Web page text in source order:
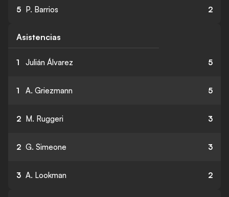
5 P. Barrios 2
Asistencias
1 Julián Álvarez 5
1 A. Griezmann 5
2 M. Ruggeri 3
2 G. Simeone 3
3 A. Lookman 2